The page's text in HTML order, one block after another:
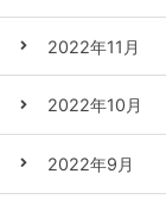
2022年11月
2022年10月
2022年9月